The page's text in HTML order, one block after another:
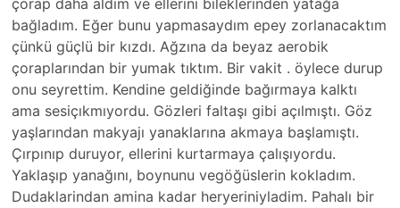
çorap daha aldım ve ellerini bileklerinden yatağa
bağladım. Eğer bunu yapmasaydım epey zorlanacaktım
çünkü güçlü bir kızdı. Ağzına da beyaz aerobik
çoraplarından bir yumak tıktım. Bir vakit . öylece durup
onu seyrettim. Kendine geldiğinde bağırmaya kalktı
ama sesiçıkmıyordu. Gözleri faltaşı gibi açılmıştı. Göz
yaşlarından makyajı yanaklarına akmaya başlamıştı.
Çırpınıp duruyor, ellerini kurtarmaya çalışıyordu.
Yaklaşıp yanağını, boynunu vegöğüslerin kokladım.
Dudaklarindan amina kadar heryeriniyladim. Pahalı bir